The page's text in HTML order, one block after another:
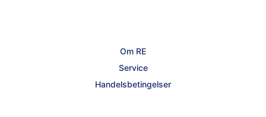
Om RE
Service
Handelsbetingelser